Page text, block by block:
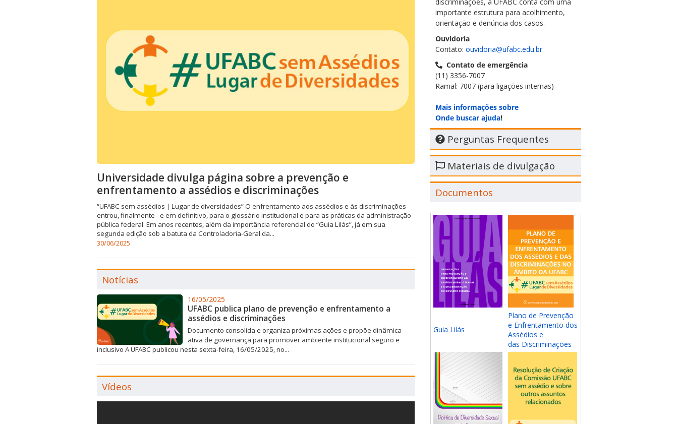
Universidade divulga página sobre a prevenção e
enfrentamento a assédios e discriminações
“UFABC sem assédios | Lugar de diversidades” O enfrentamento aos assédios e às discriminações
entrou, finalmente - e em definitivo, para o glossário institucional e para as práticas da administração
pública federal. Em anos recentes, além da importância referencial do “Guia Lilás”, já em sua
segunda edição sob a batuta da Controladoria-Geral da...
30/06/2025
Notícias
16/05/2025
UFABC publica plano de prevenção e enfrentamento a
assédios e discriminações
Documento consolida e organiza próximas ações e propõe dinâmica
ativa de governança para promover ambiente institucional seguro e
inclusivo A UFABC publicou nesta sexta-feira, 16/05/2025, no...
Vídeos
importante estrutura para acolhimento,
orientação e denúncia dos casos.
Ouvidoria
Contato: ouvidoria@ufabc.edu.br
Contato de emergência
(11) 3356-7007
Ramal: 7007 (para ligações internas)
Mais informações sobre
Onde buscar ajuda!
Perguntas Frequentes
Materiais de divulgação
Documentos
Guia Lilás
Plano de Prevenção
e Enfrentamento dos
Assédios e
das Discriminações